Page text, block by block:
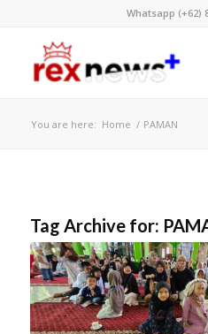
Whatsapp (+62)
You are here: Home / PAMAN
Tag Archive for: